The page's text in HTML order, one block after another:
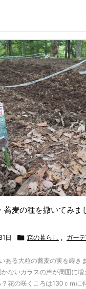
蕎麦の種を撒いてみま
日  森の暮らし , ガー
ある大粒の蕎麦の実を蒔き
ないカラスの声が周囲に
花の咲くころは130ｃｍに